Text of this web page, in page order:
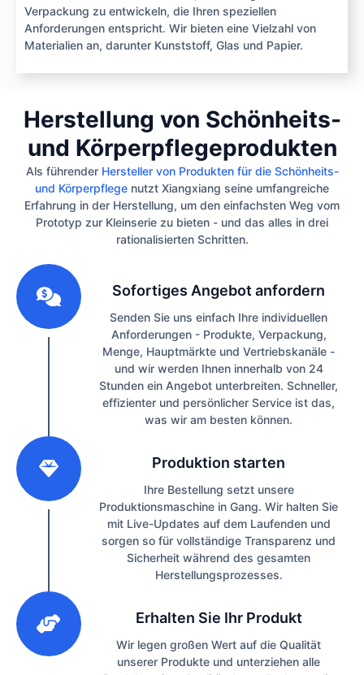
Verpackung zu entwickeln, die Ihren speziellen
Anforderungen entspricht. Wir bieten eine Vielzahl von
Materialien an, darunter Kunststoff, Glas und Papier.
Herstellung von Schönheits-
und Körperpflegeprodukten
Als führender Hersteller von Produkten für die Schönheits-
und Körperpflege nutzt Xiangxiang seine umfangreiche
Erfahrung in der Herstellung, um den einfachsten Weg vom
Prototyp zur Kleinserie zu bieten - und das alles in drei
rationalisierten Schritten.
Sofortiges Angebot anfordern
Senden Sie uns einfach Ihre individuellen
Anforderungen - Produkte, Verpackung,
Menge, Hauptmärkte und Vertriebskanäle -
und wir werden Ihnen innerhalb von 24
Stunden ein Angebot unterbreiten. Schneller,
effizienter und persönlicher Service ist das,
was wir am besten können.
Produktion starten
Ihre Bestellung setzt unsere
Produktionsmaschine in Gang. Wir halten Sie
mit Live-Updates auf dem Laufenden und
sorgen so für vollständige Transparenz und
Sicherheit während des gesamten
Herstellungsprozesses.
Erhalten Sie Ihr Produkt
Wir legen großen Wert auf die Qualität
unserer Produkte und unterziehen alle